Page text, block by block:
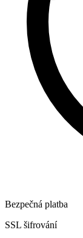
Bezpečná platba
SSL šifrování